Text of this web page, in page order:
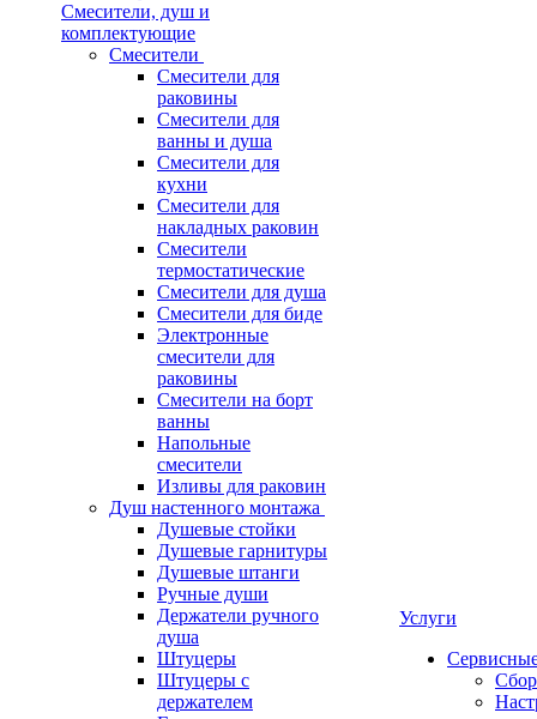
Смесители, душ и
комплектующие
Смесители
Смесители для
раковины
Смесители для
ванны и душа
Смесители для
кухни
Смесители для
накладных раковин
Смесители
термостатические
Смесители для душа
Смесители для биде
Электронные
смесители для
раковины
Смесители на борт
ванны
Напольные
смесители
Изливы для раковин
Душ настенного монтажа
Душевые стойки
Душевые гарнитуры
Душевые штанги
Ручные души
Держатели ручного
душа
Штуцеры
Штуцеры с
держателем
Услуги